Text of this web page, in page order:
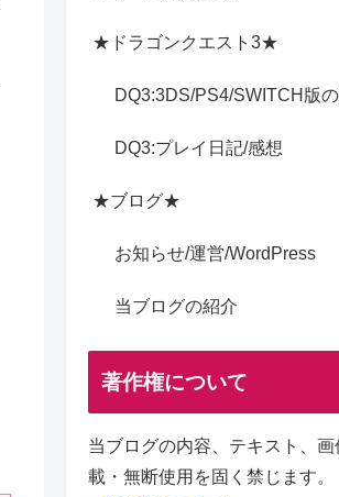
★ドラゴンクエスト3★
DQ3:3DS/PS4/SWITCH版
DQ3:プレイ日記/感想
★ブログ★
お知らせ/運営/WordPress
当ブログの紹介
著作権について
当ブログの内容、テキスト、
載・無断使用を固く禁じます。